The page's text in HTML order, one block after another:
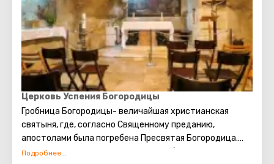
Церковь Успения Богородицы
Гробница Богородицы- величайшая христианская
святыня, где, согласно Священному преданию,
апостолами была погребена Пресвятая Богородица.
Расположена в Гефсимании. Над гробницей построена